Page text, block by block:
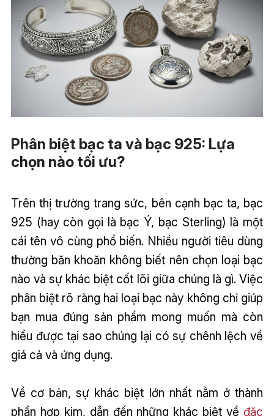
Phân biệt bạc ta và bạc 925: Lựa
chọn nào tối ưu?
Trên thị trường trang sức, bên cạnh bạc ta, bạc
925 (hay còn gọi là bạc Ý, bạc Sterling) là một
cái tên vô cùng phổ biến. Nhiều người tiêu dùng
thường băn khoăn không biết nên chọn loại bạc
nào và sự khác biệt cốt lõi giữa chúng là gì. Việc
phân biệt rõ ràng hai loại bạc này không chỉ giúp
bạn mua đúng sản phẩm mong muốn mà còn
hiểu được tại sao chúng lại có sự chênh lệch về
giá cả và ứng dụng.
Về cơ bản, sự khác biệt lớn nhất nằm ở thành
phần hợp kim, dẫn đến những khác biệt về đặc